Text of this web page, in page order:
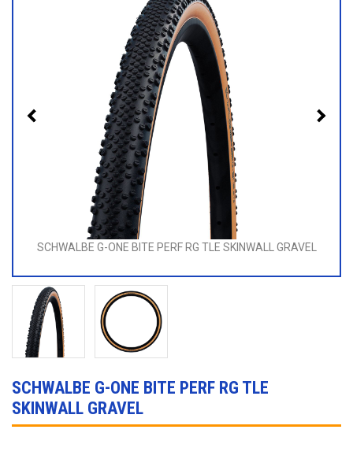
SCHWALBE G-ONE BITE PERF RG TLE SKINWALL GRAVEL
SCHWALBE G-ONE BITE PERF RG TLE
SKINWALL GRAVEL